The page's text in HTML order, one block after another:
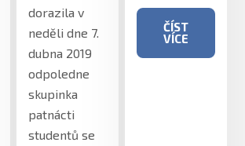
dorazila v
neděli dne 7.
dubna 2019
odpoledne
skupinka
patnácti
studentů se
ČÍST
VÍCE